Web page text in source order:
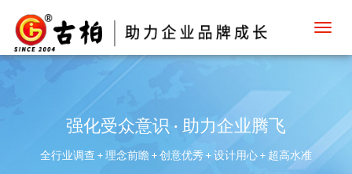
强化受众意识 · 助力企业腾飞
全行业调查 + 理念前瞻 + 创意优秀 + 设计用心 + 超高水准